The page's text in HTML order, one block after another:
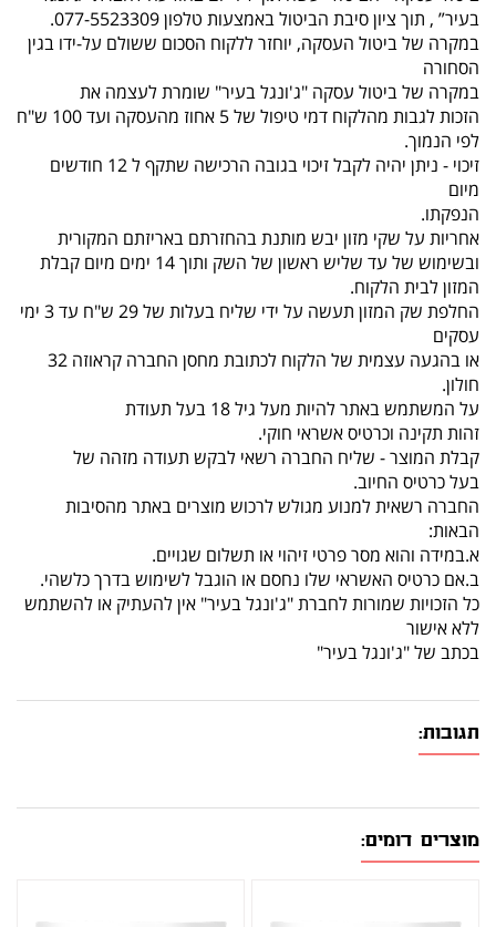
בעיר” , תוך ציון סיבת הביטול באמצעות טלפון 077-5523309.
במקרה של ביטול העסקה, יוחזר ללקוח הסכום ששולם על-ידו בגין
הסחורה
במקרה של ביטול עסקה "ג'ונגל בעיר" שומרת לעצמה את
הזכות לגבות מהלקוח דמי טיפול של 5 אחוז מהעסקה ועד 100 ש"ח
לפי הנמוך.
זיכוי - ניתן יהיה לקבל זיכוי בגובה הרכישה שתקף ל 12 חודשים
מיום
הנפקתו.
אחריות על שקי מזון יבש מותנת בהחזרתם באריזתם המקורית
ובשימוש של עד שליש ראשון של השק ותוך 14 ימים מיום קבלת
המזון לבית הלקוח.
החלפת שק המזון תעשה על ידי שליח בעלות של 29 ש"ח עד 3 ימי
עסקים
או בהגעה עצמית של הלקוח לכתובת מחסן החברה קראוזה 32
חולון.
על המשתמש באתר להיות מעל גיל 18 בעל תעודת
זהות תקינה וכרטיס אשראי חוקי.
קבלת המוצר - שליח החברה רשאי לבקש תעודה מזהה של
בעל כרטיס החיוב.
החברה רשאית למנוע מגולש לרכוש מוצרים באתר מהסיבות
הבאות:
א.במידה והוא מסר פרטי זיהוי או תשלום שגויים.
ב.אם כרטיס האשראי שלו נחסם או הוגבל לשימוש בדרך כלשהי.
כל הזכויות שמורות לחברת "ג'ונגל בעיר" אין להעתיק או להשתמש
ללא אישור
בכתב של "ג'ונגל בעיר"
תגובות:
מוצרים דומים: